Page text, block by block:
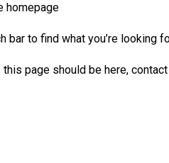
homepage
bar to find what you’re looking
page should be here,